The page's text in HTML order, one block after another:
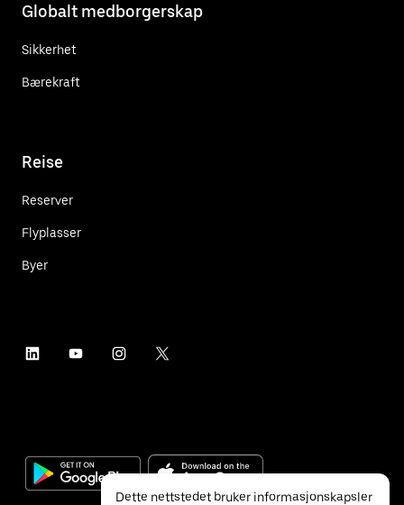
Globalt medborgerskap
Sikkerhet
Bærekraft
Reise
Reserver
Flyplasser
Byer
Dette nettstedet bruker informasjonskapsler